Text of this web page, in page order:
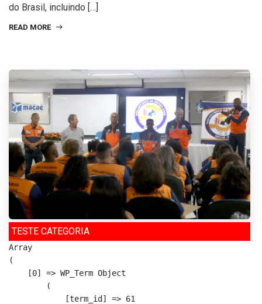
do Brasil, incluindo […]
READ MORE
TESTE CATEGORIA
Array
(
    [0] => WP_Term Object
        (
            [term_id] => 61